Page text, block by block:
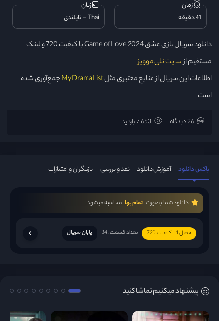
زمان
41 دقیقه
زبان
Thai
تایلندی
دانلود سریال بازی عشق Game of Love 2024 با کیفیت 720 و لینک
مستقیم ازسایت نلی موویز
اطلاعات این سریال از منابع معتبری مثلMyDramaListجمع‌آوری شده
است.
باکس دانلود آموزش دانلود نقد و بررسی بازیگران و امتیازات
دانلود شما بصورت تمام بها محاسبه میشود
فصل 1 - کیفیت 720 تعداد قسمت : 34 پایان سریال
پیشنهاد میکنیم تماشا کنید